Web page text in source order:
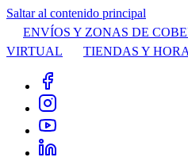
Saltar al contenido principal
ENVÍOS Y ZONAS DE
VIRTUAL
TIENDAS Y